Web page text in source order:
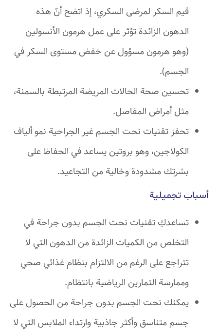
قيم السكر لمرضى السكري، إذ اتضح أنّ هذه
الدهون الزائدة تؤثر على عمل هرمون الأنسولين
(وهو هرمون مسؤول عن خفض مستوى السكر في
الجسم).
تحسين صحة الحالات المريضة المرتبطة بالسمنة،
مثل أمراض المفاصل.
تحفز تقنيات نحت الجسم غير الجراحية نمو ألياف
الكولاجين، وهو بروتين يساعد في الحفاظ على
بشرتك مشدودة وخالية من التجاعيد.
أسباب تجميلية
تساعدكِ تقنيات نحت الجسم بدون جراحة في
التخلص من الكميات الزائدة من الدهون التي لا
تتراجع على الرغم من الالتزام بنظام غذائي صحي
وممارسة التمارين الرياضية بانتظام.
يمكنك نحت الجسم بدون جراحة من الحصول على
جسم متناسق وأكثر جاذبية وارتداء الملابس التي لا